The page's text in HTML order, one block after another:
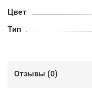
Цвет
Тип
Отзывы (0)